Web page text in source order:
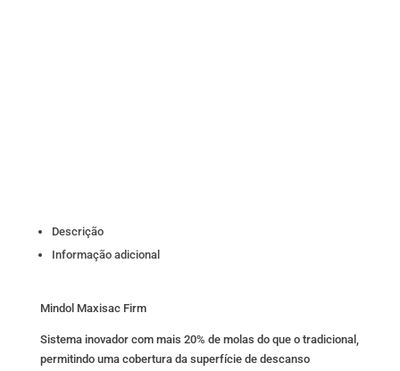
Descrição
Informação adicional
Mindol Maxisac Firm
Sistema inovador com mais 20% de molas do que o tradicional,
permitindo uma cobertura da superfície de descanso